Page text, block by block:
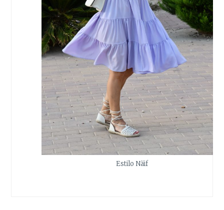
Estilo Näif